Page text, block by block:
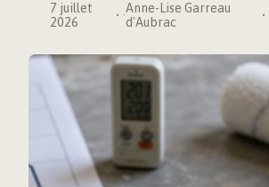
7 juillet
2026
·Anne-Lise Garreau
d'Aubrac